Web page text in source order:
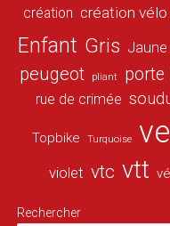
création création vélo
Enfant Gris Jaune
peugeot pliant porte
rue de crimée
Topbike Turquoise
violet vtc vtt
Rechercher